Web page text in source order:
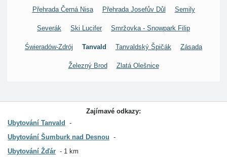
Přehrada Černá Nisa Přehrada Josefův Důl Semily
Severák Ski Lucifer Smržovka - Snowpark Filip
Świeradów-Zdrój Tanvald Tanvaldský Špičák Zásada
Železný Brod Zlatá Olešnice
Zajímavé odkazy:
Ubytování Tanvald
Ubytování Šumburk nad Desnou
Ubytování Žďár
1 km